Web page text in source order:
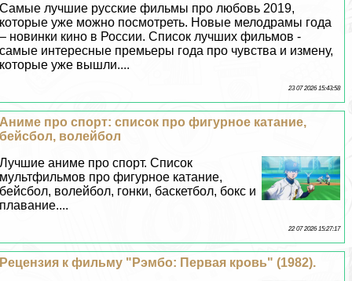
Самые лучшие русские фильмы про любовь 2019,
которые уже можно посмотреть. Новые мелодрамы года
– новинки кино в России. Список лучших фильмов -
самые интересные премьеры года про чувства и измену,
которые уже вышли....
23 07 2026 15:43:58
Аниме про спорт: список про фигурное катание,
бейсбол, волейбол
Лучшие аниме про спорт. Список
мультфильмов про фигурное катание,
бейсбол, волейбол, гонки, баскетбол, бокс и
плавание....
22 07 2026 15:27:17
Рецензия к фильму "Рэмбо: Первая кровь" (1982).